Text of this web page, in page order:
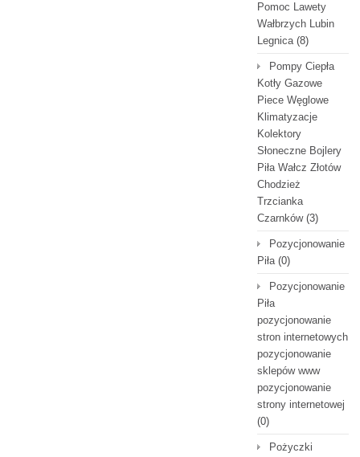
Pomoc Lawety
Wałbrzych Lubin
Legnica(8)
Pompy Ciepła
Kotły Gazowe
Piece Węglowe
Klimatyzacje
Kolektory
Słoneczne Bojlery
Piła Wałcz Złotów
Chodzież
Trzcianka
Czarnków(3)
Pozycjonowanie
Piła(0)
Pozycjonowanie
Piła
pozycjonowanie
stron internetowych
pozycjonowanie
sklepów www
pozycjonowanie
strony internetowej
(0)
Pożyczki